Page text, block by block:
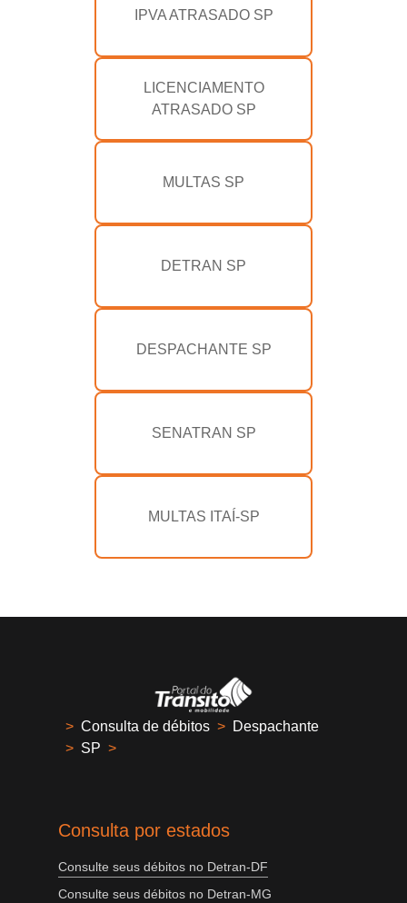
IPVA ATRASADO SP
LICENCIAMENTO
ATRASADO SP
MULTAS SP
DETRAN SP
DESPACHANTE SP
SENATRAN SP
MULTAS ITAÍ-SP
> Consulta de débitos > Despachante
> SP >
Consulta por estados
Consulte seus débitos no Detran-DF
Consulte seus débitos no Detran-MG